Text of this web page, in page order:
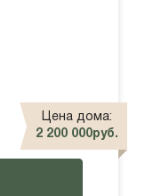
Цена дома:
2 200 000руб.